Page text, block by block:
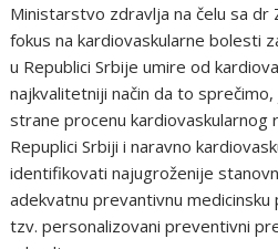
Ministarstvo zdravlja na čelu sa dr
fokus na kardiovaskularne bolesti
u Republici Srbije umire od
najkvalitetniji način da to
strane procenu kardiovaskularnog
Repuplici Srbiji i naravno
identifikovati najugroženije
adekvatnu prevantivnu
tzv. personalizovani preventivni